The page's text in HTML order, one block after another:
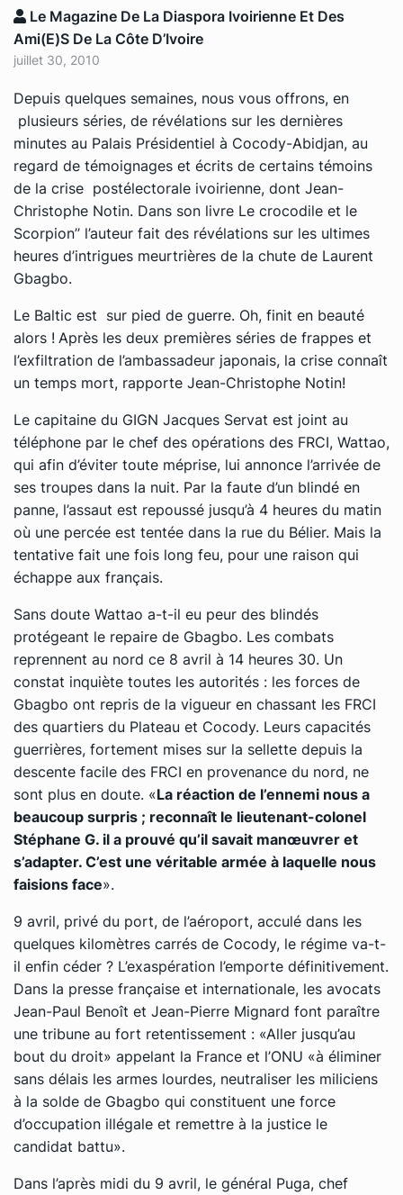
Le Magazine De La Diaspora Ivoirienne Et Des
Ami(e)s De La Côte D’Ivoire
juillet 30, 2010
Depuis quelques semaines, nous vous offrons, en
plusieurs séries, de révélations sur les dernières
minutes au Palais Présidentiel à Cocody-Abidjan, au
regard de témoignages et écrits de certains témoins
de la crise postélectorale ivoirienne, dont Jean-
Christophe Notin. Dans son livre Le crocodile et le
Scorpion’’ l’auteur fait des révélations sur les ultimes
heures d’intrigues meurtrières de la chute de Laurent
Gbagbo.
Le Baltic est sur pied de guerre. Oh, finit en beauté
alors ! Après les deux premières séries de frappes et
l’exfiltration de l’ambassadeur japonais, la crise connaît
un temps mort, rapporte Jean-Christophe Notin!
Le capitaine du GIGN Jacques Servat est joint au
téléphone par le chef des opérations des FRCI, Wattao,
qui afin d’éviter toute méprise, lui annonce l’arrivée de
ses troupes dans la nuit. Par la faute d’un blindé en
panne, l’assaut est repoussé jusqu’à 4 heures du matin
où une percée est tentée dans la rue du Bélier. Mais la
tentative fait une fois long feu, pour une raison qui
échappe aux français.
Sans doute Wattao a-t-il eu peur des blindés
protégeant le repaire de Gbagbo. Les combats
reprennent au nord ce 8 avril à 14 heures 30. Un
constat inquiète toutes les autorités : les forces de
Gbagbo ont repris de la vigueur en chassant les FRCI
des quartiers du Plateau et Cocody. Leurs capacités
guerrières, fortement mises sur la sellette depuis la
descente facile des FRCI en provenance du nord, ne
sont plus en doute. «La réaction de l’ennemi nous a
beaucoup surpris ; reconnaît le lieutenant-colonel
Stéphane G. il a prouvé qu’il savait manœuvrer et
s’adapter. C’est une véritable armée à laquelle nous
faisions face».
9 avril, privé du port, de l’aéroport, acculé dans les
quelques kilomètres carrés de Cocody, le régime va-t-
il enfin céder ? L’exaspération l’emporte définitivement.
Dans la presse française et internationale, les avocats
Jean-Paul Benoît et Jean-Pierre Mignard font paraître
une tribune au fort retentissement : «Aller jusqu’au
bout du droit» appelant la France et l’ONU «à éliminer
sans délais les armes lourdes, neutraliser les miliciens
à la solde de Gbagbo qui constituent une force
d’occupation illégale et remettre à la justice le
candidat battu».
Dans l’après midi du 9 avril, le général Puga, chef